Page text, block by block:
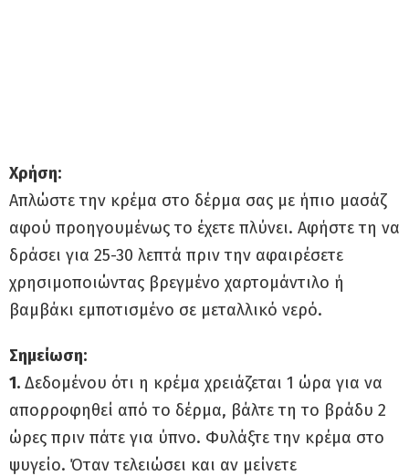
Χρήση:
Απλώστε την κρέμα στο δέρμα σας με ήπιο μασάζ
αφού προηγουμένως το έχετε πλύνει. Αφήστε τη να
δράσει για 25-30 λεπτά πριν την αφαιρέσετε
χρησιμοποιώντας βρεγμένο χαρτομάντιλο ή
βαμβάκι εμποτισμένο σε μεταλλικό νερό.
Σημείωση:
1. Δεδομένου ότι η κρέμα χρειάζεται 1 ώρα για να
απορροφηθεί από το δέρμα, βάλτε τη το βράδυ 2
ώρες πριν πάτε για ύπνο. Φυλάξτε την κρέμα στο
ψυγείο. Όταν τελειώσει και αν μείνετε